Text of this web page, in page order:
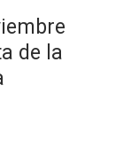
de la